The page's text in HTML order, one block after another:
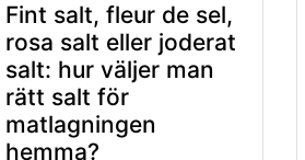
Fint salt, fleur de sel,
rosa salt eller joderat
salt: hur väljer man
rätt salt för
matlagningen
hemma?